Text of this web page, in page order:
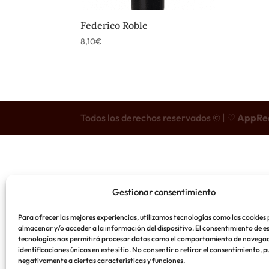
Gestionar consentimiento
Para ofrecer las mejores experiencias, utilizamos tecnologías como las cookies
almacenar y/o acceder a la información del dispositivo. El consentimiento de
tecnologías nos permitirá procesar datos como el comportamiento de
identificaciones únicas en este sitio. No consentir o retirar el consentimiento,
negativamente a ciertas características y funciones.
Federico Roble
8,10€
Todos los derechos reservados © | ♡